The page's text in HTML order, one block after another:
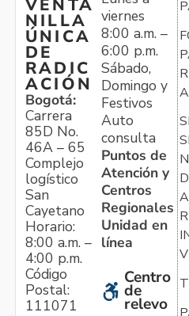
VENTA
NILLA
ÚNICA
DE
RADIC
ACIÓN
Bogotá:
Carrera
85D No.
46A – 65
Complejo
logístico
San
Cayetano
Horario:
8:00 a.m. –
4:00 p.m.
Código
Postal:
111071
viernes
8:00 a.m. –
6:00 p.m.
Sábado,
Domingo y
Festivos
Auto
consulta
Puntos de
Atención y
Centros
Regionales
Unidad en
línea
Centro
de
relevo